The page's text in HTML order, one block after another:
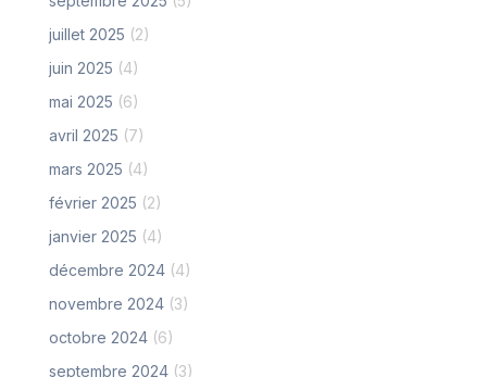
juillet 2025 (2)
juin 2025 (4)
mai 2025 (6)
avril 2025 (7)
mars 2025 (4)
février 2025 (2)
janvier 2025 (4)
décembre 2024 (4)
novembre 2024 (3)
octobre 2024 (6)
septembre 2024 (3)